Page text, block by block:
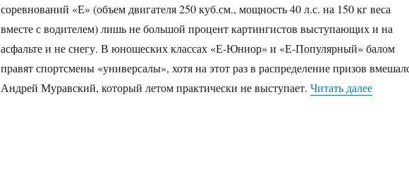
соревнований «Е» (объем двигателя 250 куб.см., мощность 40 л.с. на 150 кг веса
вместе с водителем) лишь не большой процент картингистов выступающих и на
асфальте и не снегу. В юношеских классах «Е-Юниор» и «Е-Популярный» балом
правят спортсмены «универсалы», хотя на этот раз в распределение призов
Андрей Муравский, который летом практически не выступает. Читать далее